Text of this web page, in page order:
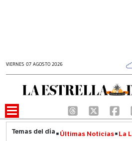
VIERNES 07 AGOSTO 2026
Últimas Noticias La